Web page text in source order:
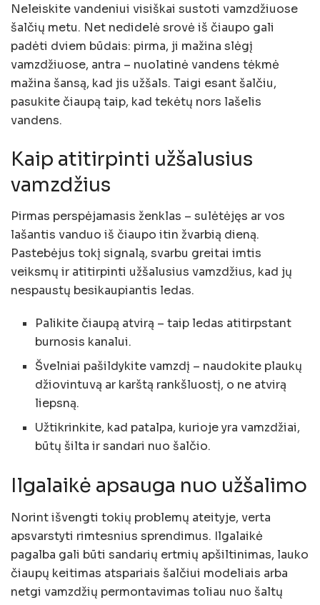
Neleiskite vandeniui visiškai sustoti vamzdžiuose
šalčių metu. Net nedidelė srovė iš čiaupo gali
padėti dviem būdais: pirma, ji mažina slėgį
vamzdžiuose, antra – nuolatinė vandens tėkmė
mažina šansą, kad jis užšals. Taigi esant šalčiu,
pasukite čiaupą taip, kad tekėtų nors lašelis
vandens.
Kaip atitirpinti užšalusius
vamzdžius
Pirmas perspėjamasis ženklas – sulėtėjęs ar vos
lašantis vanduo iš čiaupo itin žvarbią dieną.
Pastebėjus tokį signalą, svarbu greitai imtis
veiksmų ir atitirpinti užšalusius vamzdžius, kad jų
nespaustų besikaupiantis ledas.
Palikite čiaupą atvirą – taip ledas atitirpstant
burnosis kanalui.
Švelniai pašildykite vamzdį – naudokite plaukų
džiovintuvą ar karštą rankšluostį, o ne atvirą
liepsną.
Užtikrinkite, kad patalpa, kurioje yra vamzdžiai,
būtų šilta ir sandari nuo šalčio.
Ilgalaikė apsauga nuo užšalimo
Norint išvengti tokių problemų ateityje, verta
apsvarstyti rimtesnius sprendimus. Ilgalaikė
pagalba gali būti sandarių ertmių apšiltinimas, lauko
čiaupų keitimas atspariais šalčiui modeliais arba
netgi vamzdžių permontavimas toliau nuo šaltų